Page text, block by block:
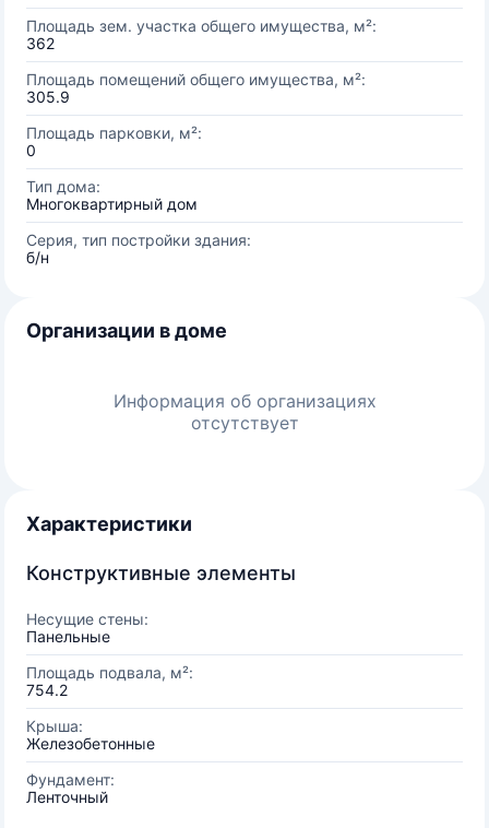
Площадь зем. участка общего имущества, м²:
362
Площадь помещений общего имущества, м²:
305.9
Площадь парковки, м²:
0
Тип дома:
Многоквартирный дом
Серия, тип постройки здания:
б/н
Организации в доме
Информация об организациях
отсутствует
Характеристики
Конструктивные элементы
Несущие стены:
Панельные
Площадь подвала, м²:
754.2
Крыша:
Железобетонные
Фундамент:
Ленточный